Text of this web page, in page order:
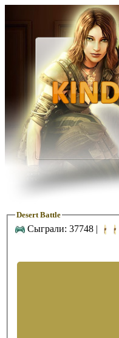
Desert Battle
Сыграли: 37748 |